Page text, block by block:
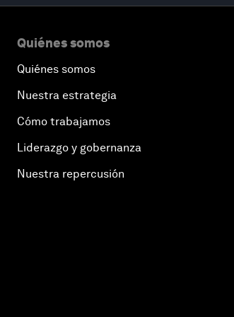
Quiénes somos
Quiénes somos
Nuestra estrategia
Cómo trabajamos
Liderazgo y gobernanza
Nuestra repercusión